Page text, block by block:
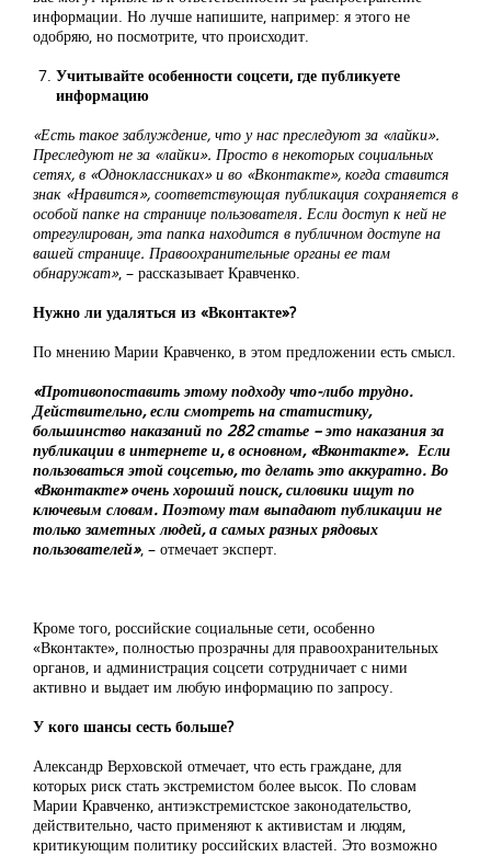
информации. Но лучше напишите, например: я этого не
одобряю, но посмотрите, что происходит.
Учитывайте особенности соцсети, где публикуете
информацию
«Есть такое заблуждение, что у нас преследуют за «лайки».
Преследуют не за «лайки». Просто в некоторых социальных
сетях, в «Одноклассниках» и во «Вконтакте», когда ставится
знак «Нравится», соответствующая публикация сохраняется в
особой папке на странице пользователя. Если доступ к ней не
отрегулирован, эта папка находится в публичном доступе на
вашей странице. Правоохранительные органы ее там
обнаружат», – рассказывает Кравченко.
Нужно ли удаляться из «Вконтакте»?
По мнению Марии Кравченко, в этом предложении есть смысл.
«Противопоставить этому подходу что-либо трудно.
Действительно, если смотреть на статистику,
большинство наказаний по 282 статье – это наказания за
публикации в интернете и, в основном, «Вконтакте». Если
пользоваться этой соцсетью, то делать это аккуратно. Во
«Вконтакте» очень хороший поиск, силовики ищут по
ключевым словам. Поэтому там выпадают публикации не
только заметных людей, а самых разных рядовых
пользователей», – отмечает эксперт.
Кроме того, российские социальные сети, особенно
«Вконтакте», полностью прозрачны для правоохранительных
органов, и администрация соцсети сотрудничает с ними
активно и выдает им любую информацию по запросу.
У кого шансы сесть больше?
Александр Верховской отмечает, что есть граждане, для
которых риск стать экстремистом более высок. По словам
Марии Кравченко, антиэкстремистское законодательство,
действительно, часто применяют к активистам и людям,
критикующим политику российских властей. Это возможно